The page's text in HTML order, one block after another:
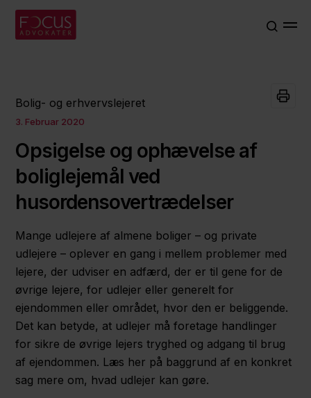
Bolig- og erhvervslejeret
3. Februar 2020
Opsigelse og ophævelse af
boliglejemål ved
husordensovertrædelser
Mange udlejere af almene boliger – og private
udlejere – oplever en gang i mellem problemer med
lejere, der udviser en adfærd, der er til gene for de
øvrige lejere, for udlejer eller generelt for
ejendommen eller området, hvor den er beliggende.
Det kan betyde, at udlejer må foretage handlinger
for sikre de øvrige lejers tryghed og adgang til brug
af ejendommen. Læs her på baggrund af en konkret
sag mere om, hvad udlejer kan gøre.